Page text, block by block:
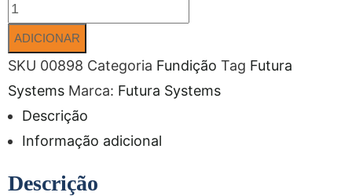
ADICIONAR
SKU 00898 Categoria Fundição Tag Futura
Systems Marca: Futura Systems
Descrição
Informação adicional
Descrição